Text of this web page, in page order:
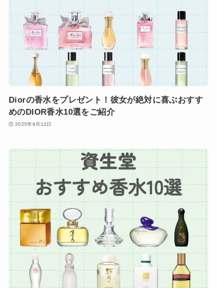
Diorの香水をプレゼント！彼女が絶対に喜ぶおすす
めのDIOR香水10選をご紹介
2025年9月12日